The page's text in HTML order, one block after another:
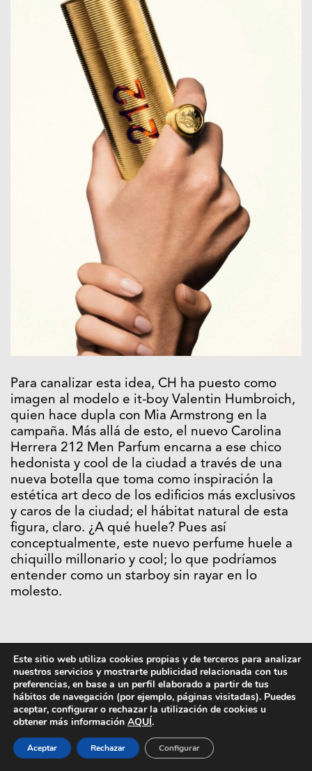
Para canalizar esta idea, CH ha puesto como
imagen al modelo e it-boy Valentin Humbroich,
quien hace dupla con Mia Armstrong en la
campaña. Más allá de esto, el nuevo Carolina
Herrera 212 Men Parfum encarna a ese chico
hedonista y cool de la ciudad a través de una
nueva botella que toma como inspiración la
estética art deco de los edificios más exclusivos
y caros de la ciudad; el hábitat natural de esta
figura, claro. ¿A qué huele? Pues así
conceptualmente, este nuevo perfume huele a
chiquillo millonario y cool; lo que podríamos
entender como un starboy sin rayar en lo
molesto.
Este sitio web utiliza cookies propias y de terceros para analizar
nuestros servicios y mostrarte publicidad relacionada con tus
preferencias, en base a un perfil elaborado a partir de tus
hábitos de navegación (por ejemplo, páginas visitadas). Puedes
aceptar, configurar o rechazar la utilización de cookies u
obtener más información AQUÍ.
Aceptar Rechazar Configurar